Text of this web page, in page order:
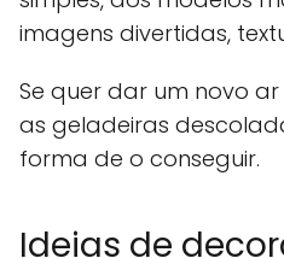
imagens divertidas,
Se quer dar um novo
as geladeiras
forma de o conseguir.
Ideias de